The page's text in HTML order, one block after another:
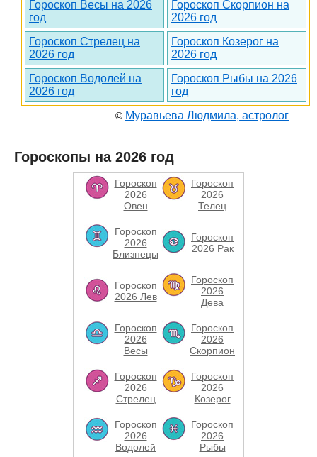
Гороскоп Весы на 2026
год
Гороскоп Скорпион на
2026 год
Гороскоп Стрелец на
2026 год
Гороскоп Козерог на
2026 год
Гороскоп Водолей на
2026 год
Гороскоп Рыбы на 2026
год
© Муравьева Людмила, астролог
Гороскопы на 2026 год
Гороскоп
2026
Овен
Гороскоп
2026
Телец
Гороскоп
2026
Близнецы
Гороскоп
2026 Рак
Гороскоп
2026 Лев
Гороскоп
2026
Дева
Гороскоп
2026
Весы
Гороскоп
2026
Скорпион
Гороскоп
2026
Стрелец
Гороскоп
2026
Козерог
Гороскоп
2026
Водолей
Гороскоп
2026
Рыбы